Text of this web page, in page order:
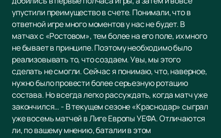
упустили преимущество в счете. Понимали, что в
ответной игре много моментов у нас не будет. В
матчах с «Ростовом», тем более на его поле, их много
не бывает в принципе. Поэтому необходимо было
реализовывать то, что создаем. Увы, мы этого
сделать не смогли. Сейчас я понимаю, что, наверное,
нужно было провести более серьезную ротацию
состава. Но всегда легко рассуждать, когда матч уже
закончился… - В текущем сезоне «Краснодар» сыграл
уже восемь матчей в Лиге Европы УЕФА. Отличаются
ли, по вашему мнению, баталии в этом